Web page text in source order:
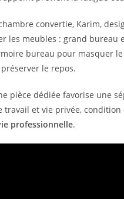
convertie, Karim,
les meubles : grand bureau
bureau pour masquer
le repos.
pièce dédiée favorise une
travail et vie privée, condition
professionnelle.